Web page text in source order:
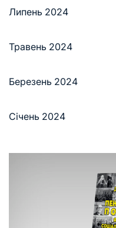
Липень 2024
Травень 2024
Березень 2024
Січень 2024